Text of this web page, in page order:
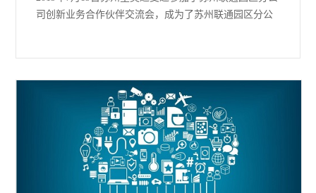
司创新业务合作伙伴交流会，成为了苏州联通园区分公